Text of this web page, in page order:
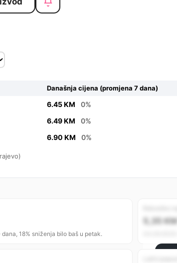
Današnja cijena (promjena 7 dana)
6.45 KM
0%
6.49 KM
0%
6.90 KM 0%
18% sniženja bilo baš u petak.
5,35 KM